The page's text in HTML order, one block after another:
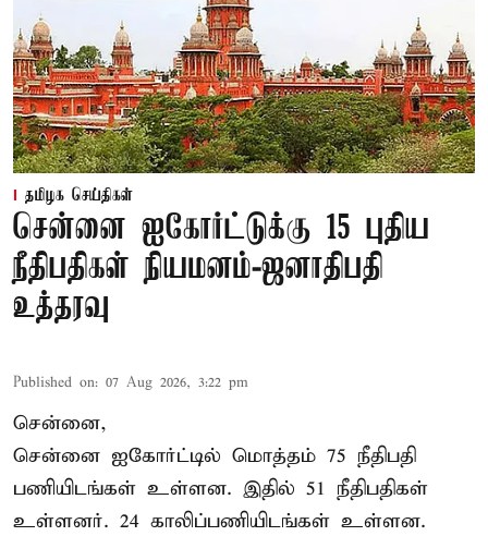
தமிழக செய்திகள்
சென்னை ஐகோர்ட்டுக்கு 15 புதிய
நீதிபதிகள் நியமனம்-ஜனாதிபதி
உத்தரவு
Published on: 07 Aug 2026, 3:22 pm
சென்னை,
சென்னை ஐகோர்ட்டில் மொத்தம் 75 நீதிபதி
பணியிடங்கள் உள்ளன. இதில் 51 நீதிபதிகள்
உள்ளனர். 24 காலிப்பணியிடங்கள் உள்ளன.